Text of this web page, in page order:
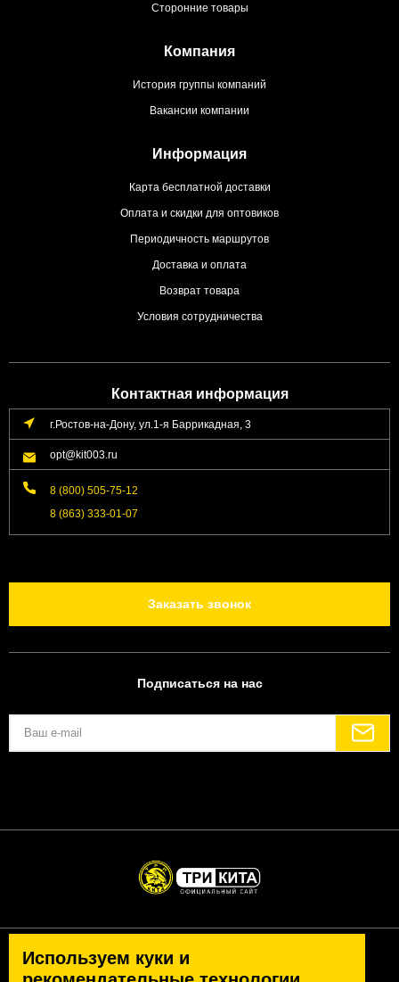
Сторонние товары
Компания
История группы компаний
Вакансии компании
Информация
Карта бесплатной доставки
Оплата и скидки для оптовиков
Периодичность маршрутов
Доставка и оплата
Возврат товара
Условия сотрудничества
Контактная информация
г.Ростов-на-Дону, ул.1-я Баррикадная, 3
opt@kit003.ru
8 (800) 505-75-12
8 (863) 333-01-07
Заказать звонок
Подписаться на нас
Политика конфиденциальности
Согласие на обработку персональных данных
Используем куки и